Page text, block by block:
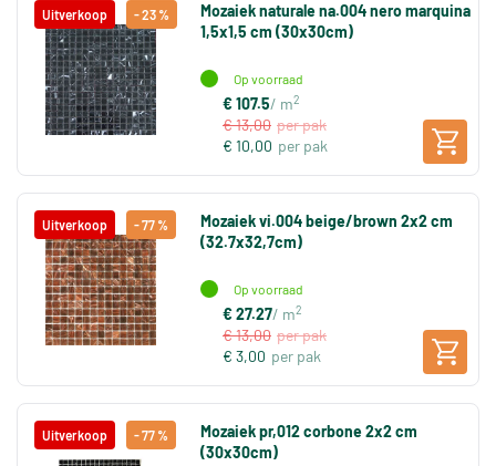
Uitverkoop - 23 %
Mozaiek naturale na.004 nero marquina
1,5x1,5 cm (30x30cm)
Op voorraad
€ 107.5/ m2
€ 13,00 per pak
€ 10,00 per pak
Uitverkoop - 77 %
Mozaiek vi.004 beige/brown 2x2 cm
(32.7x32,7cm)
Op voorraad
€ 27.27/ m2
€ 13,00 per pak
€ 3,00 per pak
Uitverkoop - 77 %
Mozaiek pr,012 corbone 2x2 cm
(30x30cm)